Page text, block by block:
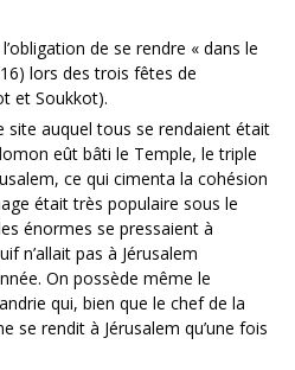
de se rendre « dans le
lors des trois fêtes de
et Soukkot).
site auquel tous se rendaient était
eût bâti le Temple, le triple
ce qui cimenta la cohésion
était très populaire sous le
énormes se pressaient à
n’allait pas à Jérusalem
On possède même le
qui, bien que le chef de la
se rendit à Jérusalem qu’une fois